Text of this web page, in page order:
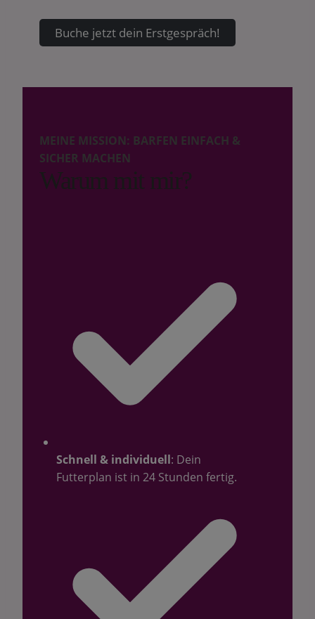
Buche jetzt dein Erstgespräch!
MEINE MISSION: BARFEN EINFACH &
SICHER MACHEN
Warum mit mir?
Schnell & individuell: Dein
Futterplan ist in 24 Stunden fertig.